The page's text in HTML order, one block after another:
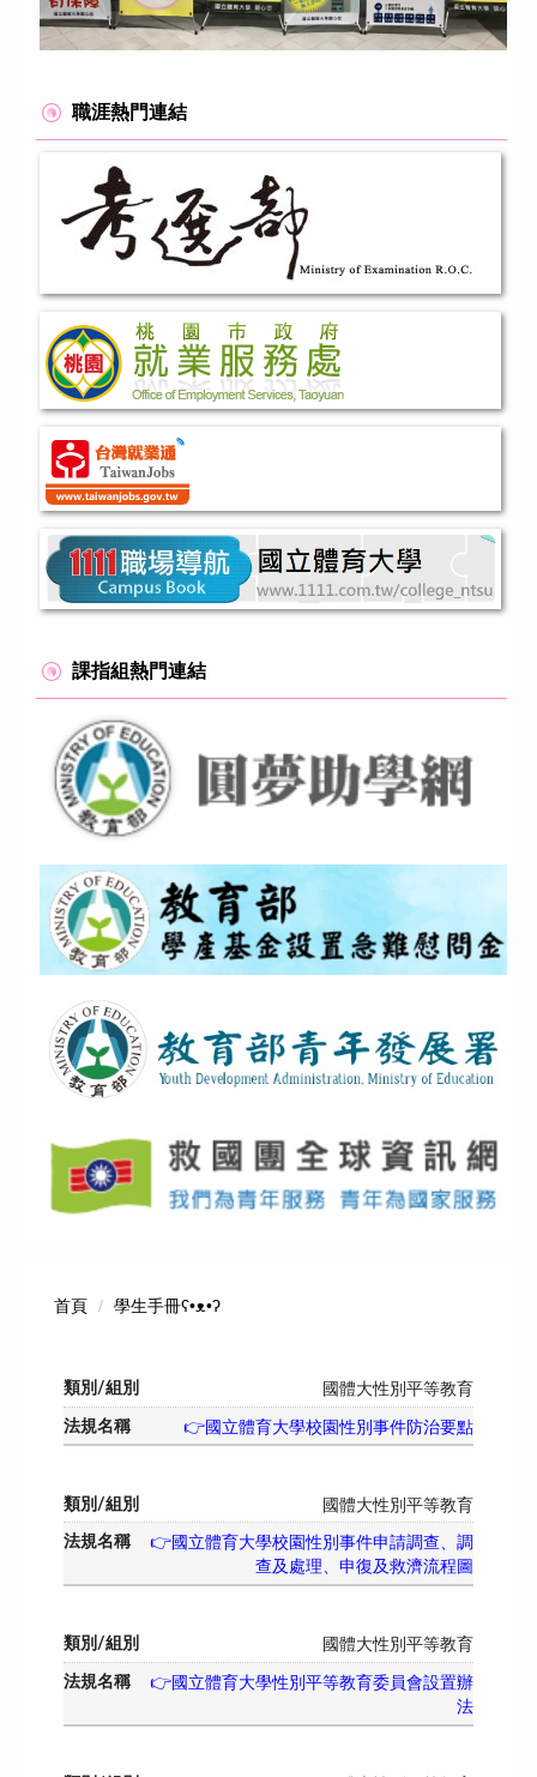
職涯熱門連結
課指組熱門連結
首頁 學生手冊ʕ•ᴥ•ʔ
國體大性別平等教育
👉國立體育大學校園性別事件防治要點
國體大性別平等教育
👉國立體育大學校園性別事件申請調查、調
查及處理、申復及救濟流程圖
國體大性別平等教育
👉國立體育大學性別平等教育委員會設置辦
法